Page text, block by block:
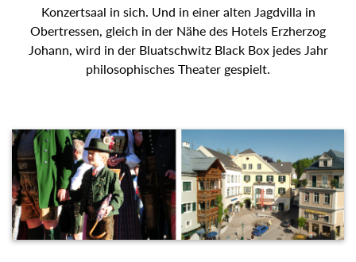
Konzertsaal in sich. Und in einer alten Jagdvilla in
Obertressen, gleich in der Nähe des Hotels Erzherzog
Johann, wird in der Bluatschwitz Black Box jedes Jahr
philosophisches Theater gespielt.